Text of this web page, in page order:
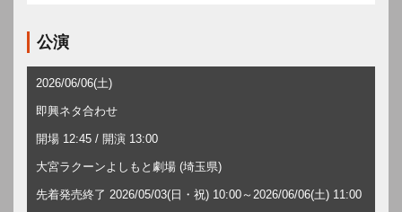
公演
2026/06/06(土)
即興ネタ合わせ
開場 12:45 / 開演 13:00
大宮ラクーンよしもと劇場 (埼玉県)
先着発売終了 2026/05/03(日・祝) 10:00～2026/06/06(土) 11:00